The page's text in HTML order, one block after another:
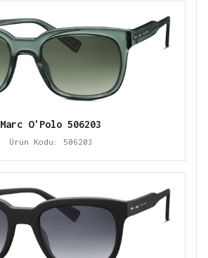
Marc O'Polo 506203
Ürün Kodu: 506203